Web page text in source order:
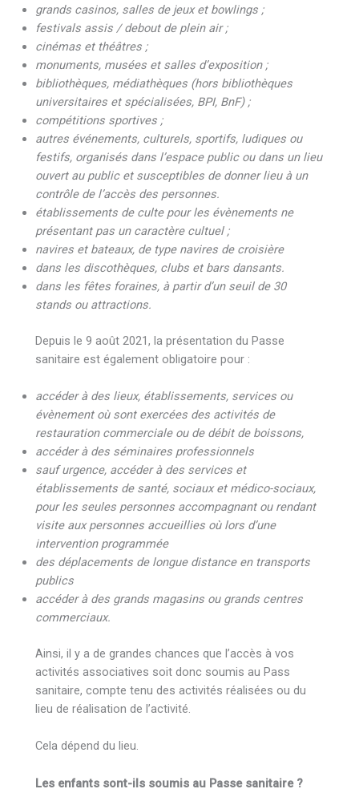
grands casinos, salles de jeux et bowlings ;
festivals assis / debout de plein air ;
cinémas et théâtres ;
monuments, musées et salles d’exposition ;
bibliothèques, médiathèques (hors bibliothèques
universitaires et spécialisées, BPI, BnF) ;
compétitions sportives ;
autres événements, culturels, sportifs, ludiques ou
festifs, organisés dans l’espace public ou dans un lieu
ouvert au public et susceptibles de donner lieu à un
contrôle de l’accès des personnes.
établissements de culte pour les évènements ne
présentant pas un caractère cultuel ;
navires et bateaux, de type navires de croisière
dans les discothèques, clubs et bars dansants.
dans les fêtes foraines, à partir d’un seuil de 30
stands ou attractions.
Depuis le 9 août 2021, la présentation du Passe
sanitaire est également obligatoire pour :
accéder à des lieux, établissements, services ou
évènement où sont exercées des activités de
restauration commerciale ou de débit de boissons,
accéder à des séminaires professionnels
sauf urgence, accéder à des services et
établissements de santé, sociaux et médico-sociaux,
pour les seules personnes accompagnant ou rendant
visite aux personnes accueillies où lors d’une
intervention programmée
des déplacements de longue distance en transports
publics
accéder à des grands magasins ou grands centres
commerciaux.
Ainsi, il y a de grandes chances que l’accès à vos
activités associatives soit donc soumis au Pass
sanitaire, compte tenu des activités réalisées ou du
lieu de réalisation de l’activité.
Cela dépend du lieu.
Les enfants sont-ils soumis au Passe sanitaire ?